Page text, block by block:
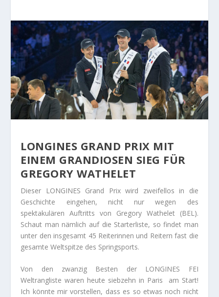
LONGINES GRAND PRIX MIT
EINEM GRANDIOSEN SIEG FÜR
GREGORY WATHELET
Dieser LONGINES Grand Prix wird zweifellos in die
Geschichte eingehen, nicht nur wegen des
spektakulären Auftritts von Gregory Wathelet (BEL).
Schaut man nämlich auf die Starterliste, so findet man
unter den insgesamt 45 Reiterinnen und Reitern fast die
gesamte Weltspitze des Springsports.
Von den zwanzig Besten der LONGINES FEI
Weltrangliste waren heute siebzehn in Paris am Start!
Ich könnte mir vorstellen, dass es so etwas noch nicht